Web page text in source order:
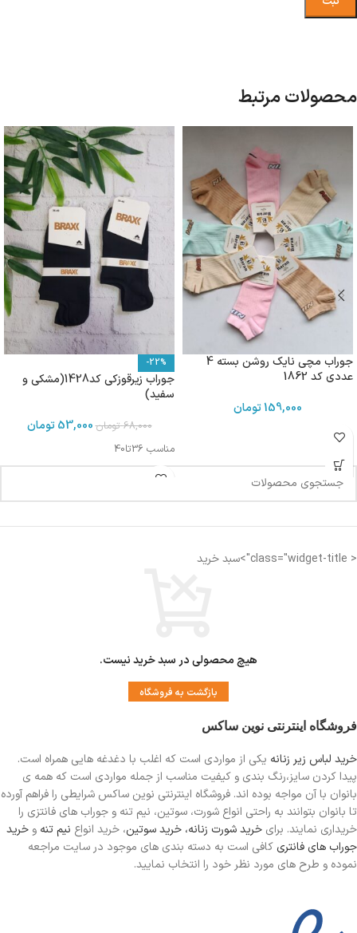
محصولات مرتبط
جوراب مچی نایک روشن بسته 4
عددی کد 1862
159,000تومان
-22%
جوراب زیرقوزکی کد1428(مشکی و
سفید)
68,000 تومان53,000 تومان
مناسب 36تا40
< class="widget-title">سبد خرید
هیچ محصولی در سبد خرید نیست.
بازگشت به فروشگاه
فروشگاه اینترنتی نوین ساکس
خرید لباس زیر زنانه یکی از مواردی است که اغلب با دغدغه هایی همراه است.
پیدا کردن سایز،رنگ بندی و کیفیت مناسب از جمله مواردی است که همه ی
بانوان با آن مواجه بوده اند. فروشگاه اینترنتی نوین ساکس شرایطی را فراهم آورده
تا بانوان بتوانند به راحتی انواع شورت، سوتین، نیم تنه و جوراب های فانتزی را
خریداری نمایند. برای خرید شورت زنانه، خرید سوتین، خرید انواع نیم تنه و خرید
جوراب های فانتری کافی است به دسته بندی های موجود در سایت مراجعه
نموده و طرح های مورد نظر خود را انتخاب نمایید.